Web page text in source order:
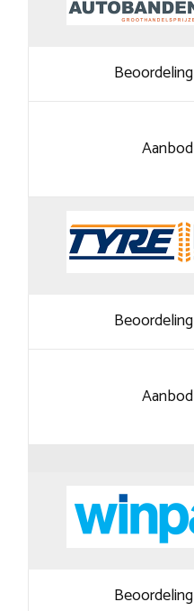
Beoordeling
Aanbod
Beoordeling
Aanbod
Beoordeling